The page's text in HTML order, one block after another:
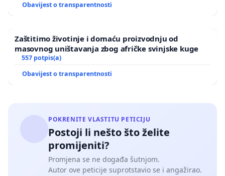
Obavijest o transparentnosti
Zaštitimo životinje i domaću proizvodnju od
masovnog uništavanja zbog afričke svinjske kuge
557 potpis(a)
Obavijest o transparentnosti
POKRENITE VLASTITU PETICIJU
Postoji li nešto što želite
promijeniti?
Promjena se ne događa šutnjom.
Autor ove peticije suprotstavio se i angažirao.